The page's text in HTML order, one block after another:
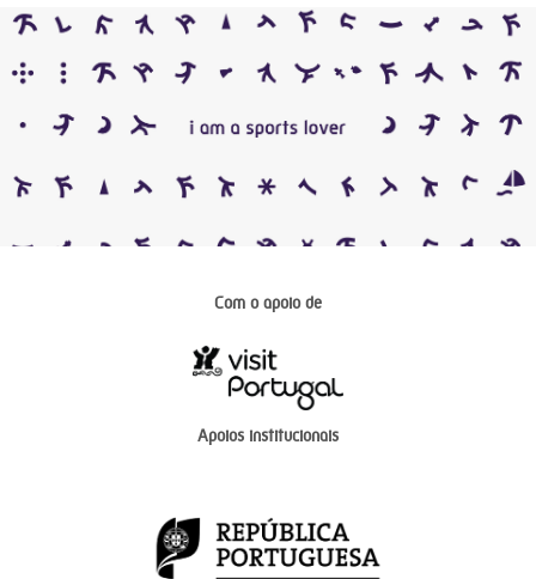
Com o apoio de
Apoios institucionais